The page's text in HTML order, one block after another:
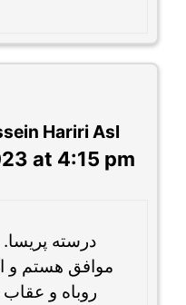
Hariri Asl
at 4:15 pm
درسته
موافق هستم و
روباه و عقاب